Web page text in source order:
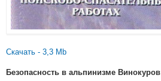
Скачать - 3,3 Mb
Безопасность в альпинизме Винокуров